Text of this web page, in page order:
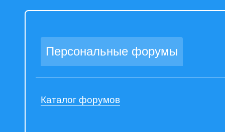
Персональные форумы
Каталог форумов